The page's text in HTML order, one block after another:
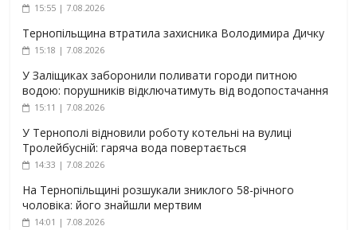
15:55 | 7.08.2026
Тернопільщина втратила захисника Володимира Дичку
15:18 | 7.08.2026
У Заліщиках заборонили поливати городи питною
водою: порушників відключатимуть від водопостачання
15:11 | 7.08.2026
У Тернополі відновили роботу котельні на вулиці
Тролейбусній: гаряча вода повертається
14:33 | 7.08.2026
На Тернопільщині розшукали зниклого 58-річного
чоловіка: його знайшли мертвим
14:01 | 7.08.2026